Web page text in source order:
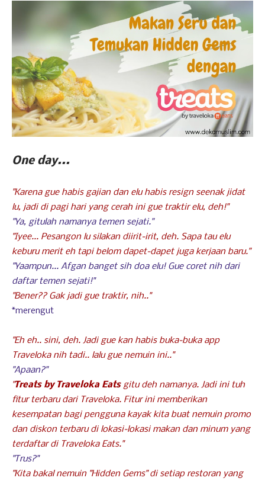
One day...
"Karena gue habis gajian dan elu habis resign seenak jidat
lu, jadi di pagi hari yang cerah ini gue traktir elu, deh!"
"Ya, gitulah namanya temen sejati."
"Iyee... Pesangon lu silakan diirit-irit, deh. Sapa tau elu
keburu merit eh tapi belom dapet-dapet juga kerjaan baru."
"Yaampun... Afgan banget sih doa elu! Gue coret nih dari
daftar temen sejati!"
"Bener?? Gak jadi gue traktir, nih.."
*merengut
"Eh eh.. sini, deh. Jadi gue kan habis buka-buka app
Traveloka nih tadi.. lalu gue nemuin ini.."
"Apaan?"
"Treats by Traveloka Eatsgitu deh namanya. Jadi ini tuh
fitur terbaru dari Traveloka. Fitur ini memberikan
kesempatan bagi pengguna kayak kita buat nemuin promo
dan diskon terbaru di lokasi-lokasi makan dan minum yang
terdaftar di Traveloka Eats."
"Trus?"
"Kita bakal nemuin "Hidden Gems" di setiap restoran yang